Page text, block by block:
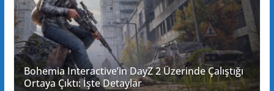
Bohemia Interactive’in DayZ 2 Üzerinde Çalıştığı
Ortaya Çıktı: İşte Detaylar